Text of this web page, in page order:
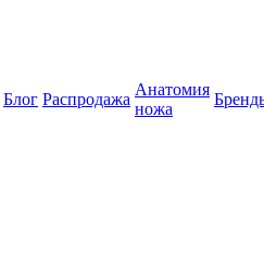
Блог Распродажа
Анатомия
ножа